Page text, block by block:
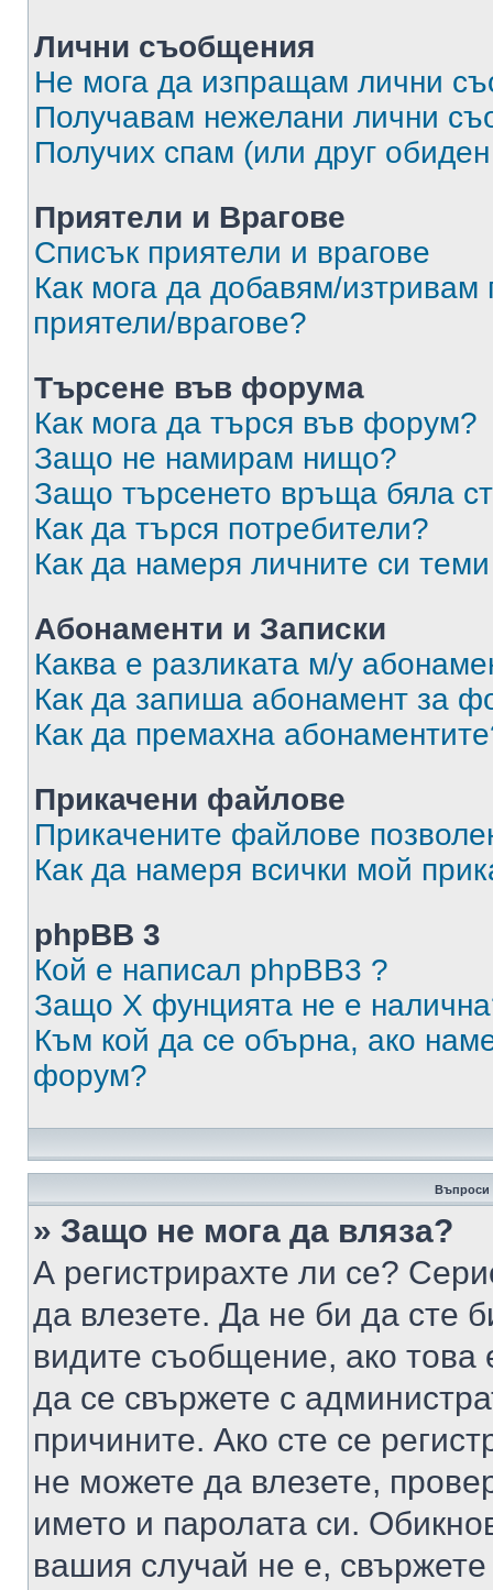
Лични съобщения
Не мога да изпращам лични
Получавам нежелани лични
Получих спам (или друг
Приятели и Врагове
Списък приятели и врагове
Как мога да добавям/изтривам
приятели/врагове?
Търсене във форума
Как мога да търся във форум?
Защо не намирам нищо?
Защо търсенето връща бяла
Как да търся потребители?
Как да намеря личните си
Абонаменти и Записки
Каква е разликата м/у
Как да запиша абонамент за
Как да премахна
Прикачени файлове
Прикачените файлове
Как да намеря всички мой
phpBB 3
Кой е написал phpBB3 ?
Защо X фунцията не е
Към кой да се обърна, ако
форум?
Въпроси
» Защо не мога да вляза?
А регистрирахте ли се?
да влезете. Да не би да сте
видите съобщение, ако това
да се свържете с
причините. Ако сте се
не можете да влезете,
името и паролата си.
вашия случай не е,